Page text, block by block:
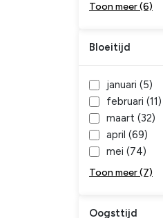
Toon meer (6)
Bloeitijd
januari (5)
februari (11)
maart (32)
april (69)
mei (74)
Toon meer (7)
Oogsttijd